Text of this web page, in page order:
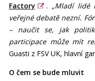
Factory
. „Mladí lidé
veřejné debatě nezní.
– naučit se, jak
participace může mít
Guasti z FSV UK, hlavní
O čem se bude mluvit